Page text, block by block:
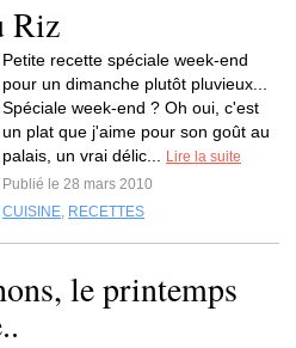
Riz
Petite recette spéciale week-end
pour un dimanche plutôt pluvieux...
Spéciale week-end ? Oh oui, c'est
un plat que j'aime pour son goût au
palais, un vrai délic...
Lire la suite
Publié le 28 mars 2010
CUISINE, RECETTES
le printemps